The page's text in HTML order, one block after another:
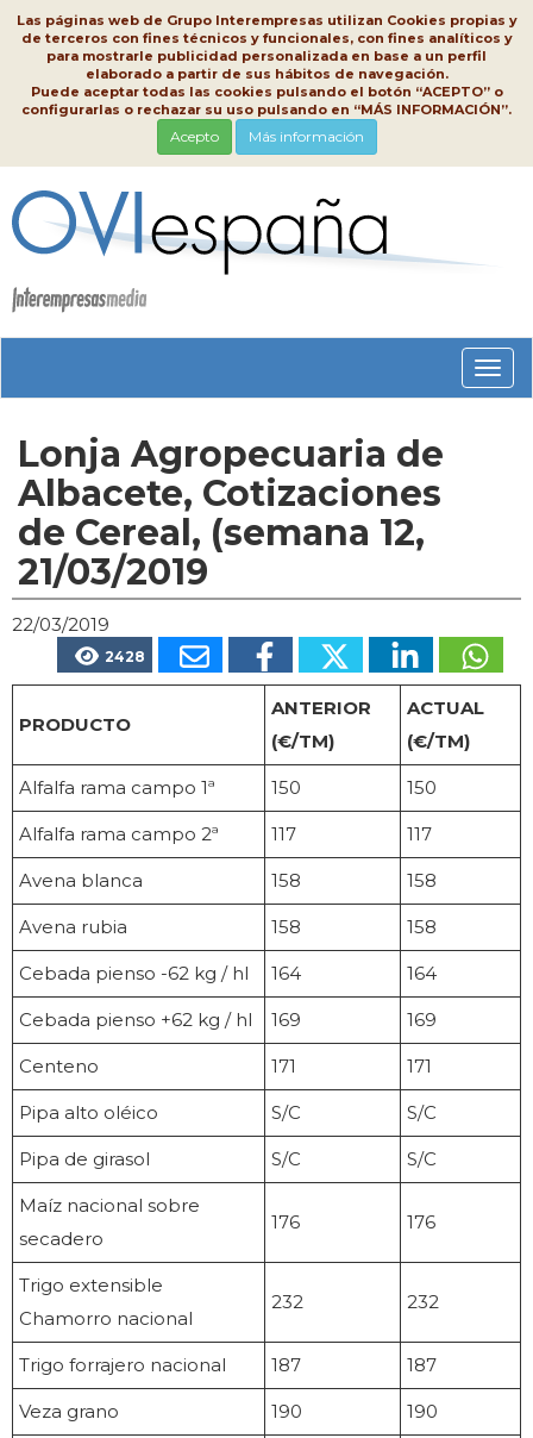
Las páginas web de Grupo Interempresas utilizan Cookies propias y
de terceros con fines técnicos y funcionales, con fines analíticos y
para mostrarle publicidad personalizada en base a un perfil
elaborado a partir de sus hábitos de navegación.
Puede aceptar todas las cookies pulsando el botón “ACEPTO” o
configurarlas o rechazar su uso pulsando en “MÁS INFORMACIÓN”.
Acepto Más información
Lonja Agropecuaria de
Albacete, Cotizaciones
de Cereal, (semana 12,
21/03/2019
22/03/2019
2428
PRODUCTO
ANTERIOR
(€/TM)
ACTUAL
(€/TM)
Alfalfa rama campo 1ª 150 150
Alfalfa rama campo 2ª 117 117
Avena blanca 158 158
Avena rubia 158 158
Cebada pienso -62 kg / hl 164 164
Cebada pienso +62 kg / hl 169 169
Centeno 171 171
Pipa alto oléico S/C S/C
Pipa de girasol S/C S/C
Maíz nacional sobre
secadero
176 176
Trigo extensible
Chamorro nacional
232 232
Trigo forrajero nacional 187 187
Veza grano 190 190